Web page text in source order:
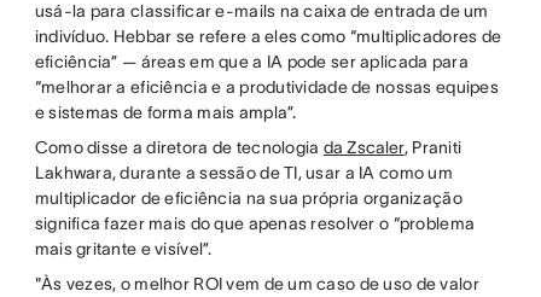
usá-la para classificar e-mails na caixa de entrada de um
indivíduo. Hebbar se refere a eles como “multiplicadores de
eficiência” — áreas em que a IA pode ser aplicada para
“melhorar a eficiência e a produtividade de nossas equipes
e sistemas de forma mais ampla”.
Como disse a diretora de tecnologia da Zscaler, Praniti
Lakhwara, durante a sessão de TI, usar a IA como um
multiplicador de eficiência na sua própria organização
significa fazer mais do que apenas resolver o “problema
mais gritante e visível”.
"Às vezes, o melhor ROI vem de um caso de uso de valor